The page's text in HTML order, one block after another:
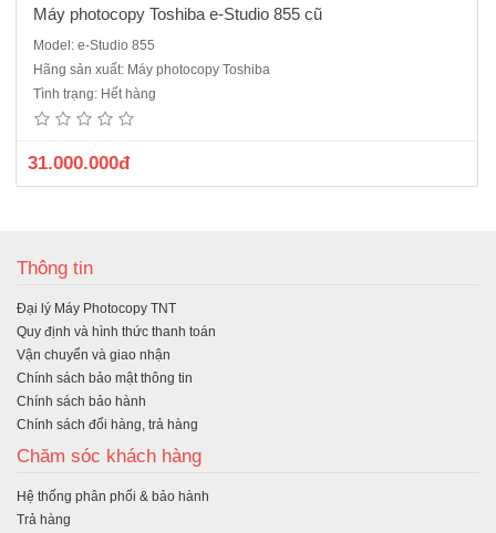
Máy photocopy Toshiba e-Studio 855 cũ
Model: e-Studio 855
Hãng sản xuất: Máy photocopy Toshiba
Tình trạng: Hết hàng
31.000.000đ
Thông tin
Đại lý Máy Photocopy TNT
Quy định và hình thức thanh toán
Vận chuyển và giao nhận
Chính sách bảo mật thông tin
Chính sách bảo hành
Chính sách đổi hàng, trả hàng
Chăm sóc khách hàng
Hệ thống phân phối & bảo hành
Trả hàng